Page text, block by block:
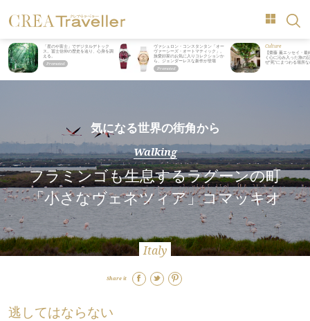
「星のや富士」でデジタルデトック
ス。冨士信仰の歴史を辿り、心身を調
える。
ヴァシュロン・コンスタンタン「オー
ヴァーシーズ・オートマティック」。
旅愛好家のお気に入りコレクションか
ら、ジェンダーレスな新作が登場
Culture
【齋藤 薫エッセイ・最
く心に沁み入った旅の
ぜ“死”にまつわる場所
気になる世界の街角から
Walking
フラミンゴも生息するラグーンの町
「小さなヴェネツィア」コマッキオ
Italy
Share it
逃してはならない